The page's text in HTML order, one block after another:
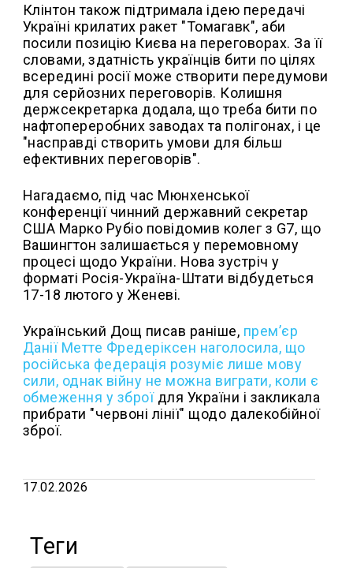
Клінтон також підтримала ідею передачі
Україні крилатих ракет "Томагавк", аби
посили позицію Києва на переговорах. За її
словами, здатність українців бити по цілях
всередині росії може створити передумови
для серйозних переговорів. Колишня
держсекретарка додала, що треба бити по
нафтопереробних заводах та полігонах, і це
"насправді створить умови для більш
ефективних переговорів".
Нагадаємо, під час Мюнхенської
конференції чинний державний секретар
США Марко Рубіо повідомив колег з G7, що
Вашингтон залишається у перемовному
процесі щодо України. Нова зустріч у
форматі Росія-Україна-Штати відбудеться
17-18 лютого у Женеві.
Український Дощ писав раніше, прем’єр
Данії Метте Фредеріксен наголосила, що
російська федерація розуміє лише мову
сили, однак війну не можна виграти, коли є
обмеження у зброїдля України і закликала
прибрати "червоні лінії" щодо далекобійної
зброї.
17.02.2026
Теги